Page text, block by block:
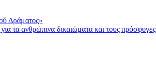
Δράματος»
τα ανθρώπινα δικαιώματα και τους πρόσφυγες